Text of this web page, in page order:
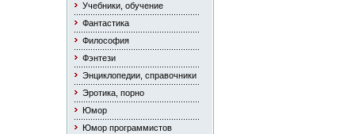
Учебники, обучение
Фантастика
Философия
Фэнтези
Энциклопедии, справочники
Эротика, порно
Юмор
Юмор программистов